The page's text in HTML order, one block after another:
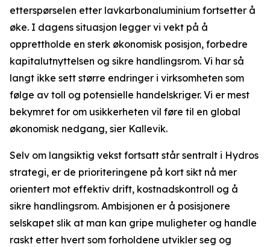
etterspørselen etter lavkarbonaluminium fortsetter å
øke. I dagens situasjon legger vi vekt på å
opprettholde en sterk økonomisk posisjon, forbedre
kapitalutnyttelsen og sikre handlingsrom. Vi har så
langt ikke sett større endringer i virksomheten som
følge av toll og potensielle handelskriger. Vi er mest
bekymret for om usikkerheten vil føre til en global
økonomisk nedgang, sier Kallevik.
Selv om langsiktig vekst fortsatt står sentralt i Hydros
strategi, er de prioriteringene på kort sikt nå mer
orientert mot effektiv drift, kostnadskontroll og å
sikre handlingsrom. Ambisjonen er å posisjonere
selskapet slik at man kan gripe muligheter og handle
raskt etter hvert som forholdene utvikler seg og